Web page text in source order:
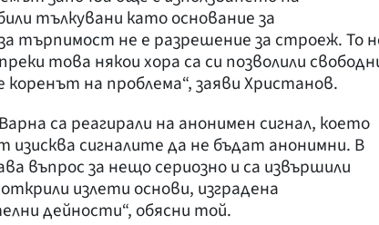
тълкувани като основание за
търпимост не е разрешение за строеж. То
това някои хора са си позволили
на проблема“, заяви Христанов.
са реагирали на анонимен сигнал, което
изисква сигналите да не бъдат анонимни. В
въпрос за нещо сериозно и са извършили
излети основи, изградена
дейности“, обясни той.